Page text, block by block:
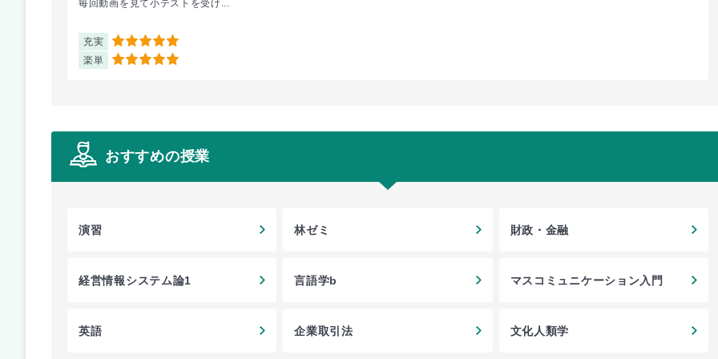
毎回動画を見て小テストを受け...
充実 5
楽単 5
おすすめの授業
演習 林ゼミ 財政・金融
経営情報システム論1 言語学b マスコミュニケーション入門
英語 企業取引法 文化人類学